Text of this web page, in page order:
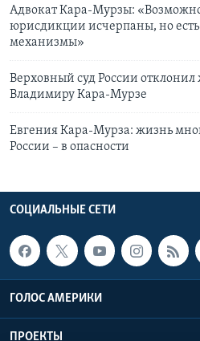
Адвокат Кара-Мурзы:
юрисдикции исчерпаны, но
механизмы»
Верховный суд России отклонил
Владимиру Кара-Мурзе
Евгения Кара-Мурза: жизнь
России – в опасности
СОЦИАЛЬНЫЕ СЕТИ
ГОЛОС АМЕРИКИ
ПРОЕКТЫ